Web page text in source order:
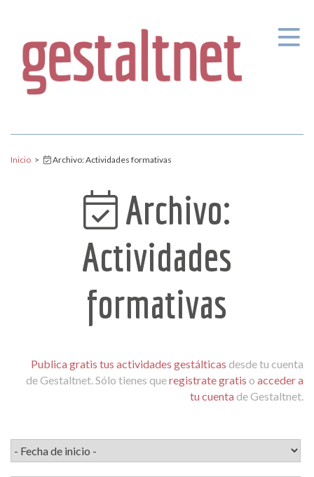
Inicio > Archivo: Actividades formativas
Archivo:
Actividades
formativas
Publica gratis tus actividades gestálticas desde tu cuenta
de Gestaltnet. Sólo tienes queregistrate gratis o acceder a
tu cuenta de Gestaltnet.